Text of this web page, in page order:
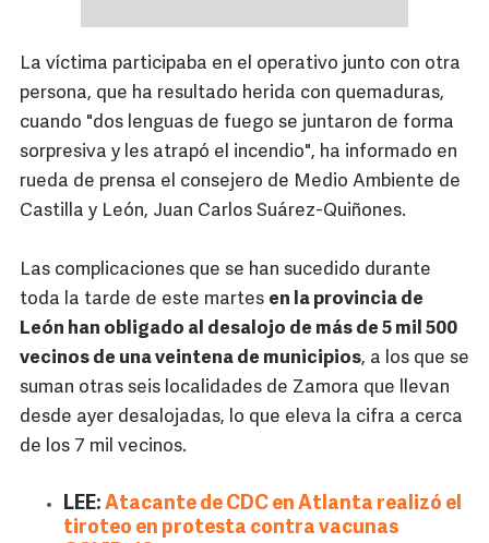
La víctima participaba en el operativo junto con otra
persona, que ha resultado herida con quemaduras,
cuando "dos lenguas de fuego se juntaron de forma
sorpresiva y les atrapó el incendio", ha informado en
rueda de prensa el consejero de Medio Ambiente de
Castilla y León, Juan Carlos Suárez-Quiñones.
Las complicaciones que se han sucedido durante
toda la tarde de este martes en la provincia de
León han obligado al desalojo de más de 5 mil 500
vecinos de una veintena de municipios, a los que se
suman otras seis localidades de Zamora que llevan
desde ayer desalojadas, lo que eleva la cifra a cerca
de los 7 mil vecinos.
LEE: Atacante de CDC en Atlanta realizó el
tiroteo en protesta contra vacunas